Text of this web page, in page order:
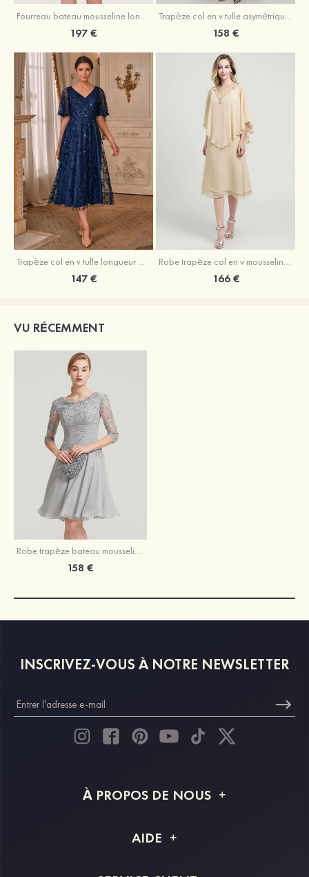
Fourreau bateau mousseline longueur genou robe de mère de la mariée avec appliqué plissé veste
197 €
Trapèze col en v tulle asymétrique robe de mère de la mariée
158 €
Trapèze col en v tulle longueur mollet robe de mère de la mariée avec appliqué paillettes ceinture
147 €
Robe trapèze col en v mousseline longueur mollet robe de mère de la mariée avec perle
166 €
VU RÉCEMMENT
Robe trapèze bateau mousseline longueur genou robe de mère de la mariée avec appliqué dentelle plissé
158 €
INSCRIVEZ-VOUS À NOTRE NEWSLETTER
À PROPOS DE NOUS
Livraison
AIDE